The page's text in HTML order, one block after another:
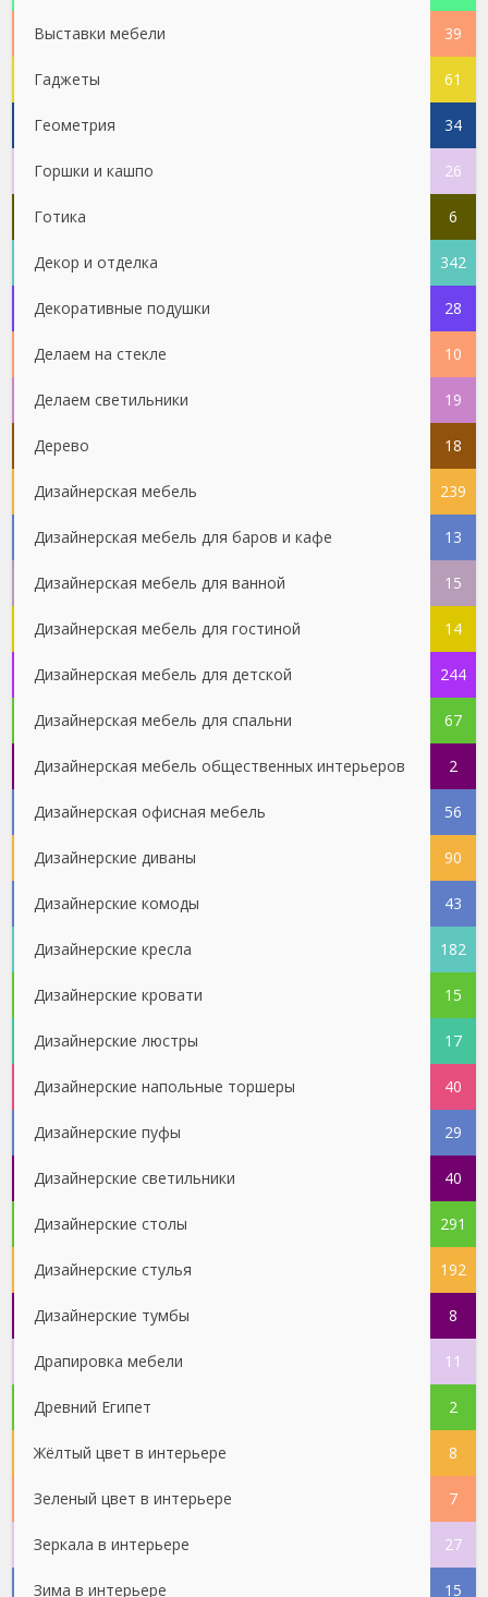
Выставки мебели 39
Гаджеты 61
Геометрия 34
Горшки и кашпо 26
Готика 6
Декор и отделка 342
Декоративные подушки 28
Делаем на стекле 10
Делаем светильники 19
Дерево 18
Дизайнерская мебель 239
Дизайнерская мебель для баров и кафе 13
Дизайнерская мебель для ванной 15
Дизайнерская мебель для гостиной 14
Дизайнерская мебель для детской 244
Дизайнерская мебель для спальни 67
Дизайнерская мебель общественных интерьеров 2
Дизайнерская офисная мебель 56
Дизайнерские диваны 90
Дизайнерские комоды 43
Дизайнерские кресла 182
Дизайнерские кровати 15
Дизайнерские люстры 17
Дизайнерские напольные торшеры 40
Дизайнерские пуфы 29
Дизайнерские светильники 40
Дизайнерские столы 291
Дизайнерские стулья 192
Дизайнерские тумбы 8
Драпировка мебели 11
Древний Египет 2
Жёлтый цвет в интерьере 8
Зеленый цвет в интерьере 7
Зеркала в интерьере 27
Зима в интерьере 15